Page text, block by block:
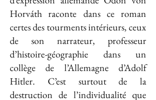
Horváth raconte dans ce roman
certes des tourments intérieurs, ceux
de son narrateur, professeur
d’histoire-géographie dans un
collège de l’Allemagne d’Adolf
Hitler. C’est surtout de la
destruction de l’individualité que